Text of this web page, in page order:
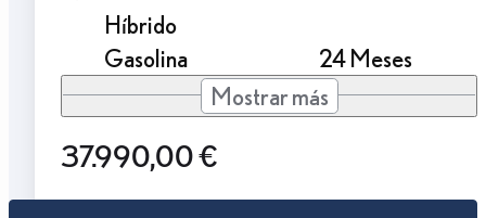
Híbrido
Gasolina
24 Meses
Mostrar más
37.990,00 €